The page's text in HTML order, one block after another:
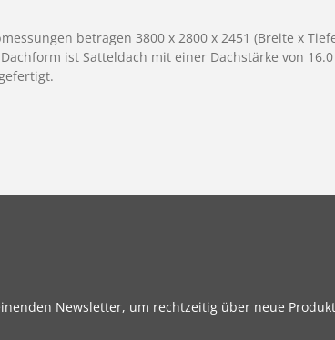
betragen 3800 x 2800 x 2451 (Breite x
ist Satteldach mit einer Dachstärke von
Newsletter, um rechtzeitig über neue